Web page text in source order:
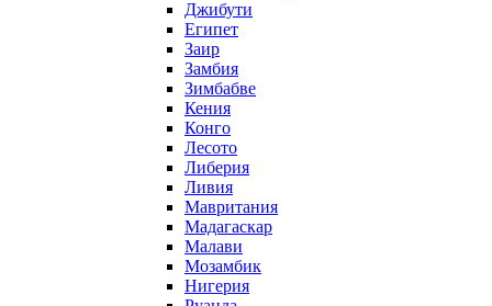
Джибути
Египет
Заир
Замбия
Зимбабве
Кения
Конго
Лесото
Либерия
Ливия
Мавритания
Мадагаскар
Малави
Мозамбик
Нигерия